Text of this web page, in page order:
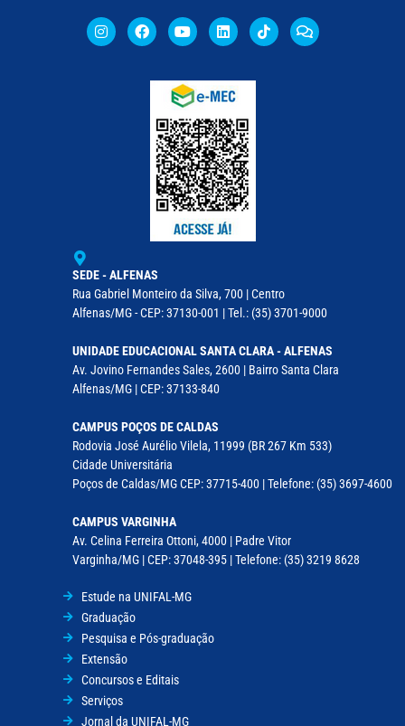
SEDE - ALFENAS
Rua Gabriel Monteiro da Silva, 700 | Centro
Alfenas/MG - CEP: 37130-001 | Tel.: (35) 3701-9000
UNIDADE EDUCACIONAL SANTA CLARA - ALFENAS
Av. Jovino Fernandes Sales, 2600 | Bairro Santa Clara
Alfenas/MG | CEP: 37133-840
CAMPUS POÇOS DE CALDAS
Rodovia José Aurélio Vilela, 11999 (BR 267 Km 533)
Cidade Universitária
Poços de Caldas/MG CEP: 37715-400 | Telefone: (35) 3697-4600
CAMPUS VARGINHA
Av. Celina Ferreira Ottoni, 4000 | Padre Vitor
Varginha/MG | CEP: 37048-395 | Telefone: (35) 3219 8628
Estude na UNIFAL-MG
Graduação
Pesquisa e Pós-graduação
Extensão
Concursos e Editais
Serviços
Jornal da UNIFAL-MG